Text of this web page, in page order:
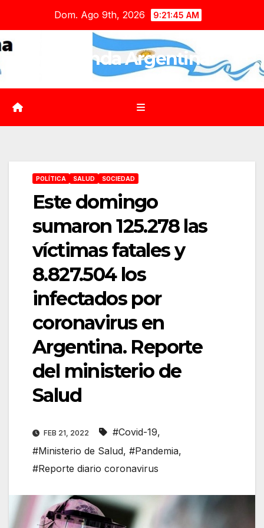
contenido
Dom. Ago 9th, 2026 9:21:47 AM
Agenda Argentina
POLÍTICA SALUD SOCIEDAD
Este domingo
sumaron 125.278 las
víctimas fatales y
8.827.504 los
infectados por
coronavirus en
Argentina. Reporte
del ministerio de
Salud
FEB 21, 2022 #Covid-19,
#Ministerio de Salud, #Pandemia,
#Reporte diario coronavirus